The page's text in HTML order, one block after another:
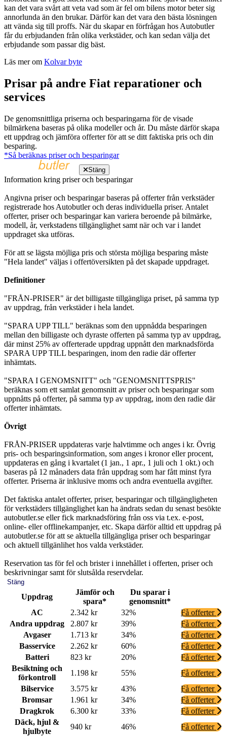
kan det vara svårt att veta vad som är fel om bilens motor beter sig
annorlunda än den brukar. Därför kan det vara den bästa lösningen
att vända sig till proffs. När du skapar en förfrågan hos Autobutler
får du erbjudanden från olika verkstäder, och kan sedan välja det
erbjudande som passar dig bäst.
Läs mer om Kolvar byte
Prisar på andre Fiat reparationer och
services
De genomsnittliga priserna och besparingarna för de visade
bilmärkena baseras på olika modeller och år. Du måste därför skapa
ett uppdrag och jämföra offerter för att se ditt faktiska pris och din
besparing.
*Så beräknas priser och besparingar
Stäng
Information kring priser och besparingar
Angivna priser och besparingar baseras på offerter från verkstäder
registrerade hos Autobutler och deras individuella priser. Antalet
offerter, priser och besparingar kan variera beroende på bilmärke,
modell, år, verkstadens tillgänglighet samt när och var i landet
uppdraget ska utföras.
För att se lägsta möjliga pris och största möjliga besparing måste
"Hela landet" väljas i offertöversikten på det skapade uppdraget.
Definitioner
"FRÅN-PRISER" är det billigaste tillgängliga priset, på samma typ
av uppdrag, från verkstäder i hela landet.
"SPARA UPP TILL" beräknas som den uppnådda besparingen
mellan den billigaste och dyraste offerten på samma typ av uppdrag,
där minst 25% av offerterade uppdrag uppnått den marknadsförda
SPARA UPP TILL besparingen, inom den radie där offerter
inhämtats.
"SPARA I GENOMSNITT" och "GENOMSNITTSPRIS"
beräknas som ett samlat genomsnitt av priser och besparingar som
uppnåtts på offerter, på samma typ av uppdrag, inom den radie där
offerter inhämtats.
Övrigt
FRÅN-PRISER uppdateras varje halvtimme och anges i kr. Övrig
pris- och besparingsinformation, som anges i kronor eller procent,
uppdateras en gång i kvartalet (1 jan., 1 apr., 1 juli och 1 okt.) och
baseras på 12 månaders data från uppdrag som har fått minst fyra
offerter. Priserna är inklusive moms och andra eventuella avgifter.
Det faktiska antalet offerter, priser, besparingar och tillgängligheten
för verkstäders tillgänglighet kan ha ändrats sedan du senast besökte
autobutler.se eller fick marknadsföring från oss via t.ex. e-post,
online- eller offlinekampanjer, etc. Skapa därför alltid ett uppdrag på
autobutler.se för att se aktuella tillgängliga priser och besparingar
och aktuell tillgänlihet hos valda verkstäder.
Reservation tas för fel och brister i innehållet i offerten, priser och
beskrivningar samt för slutsålda reservdelar.
Stäng
Uppdrag
Jämför och
spara*
Du sparar i
genomsnitt*
AC
2.342 kr 32%
Få offerter
Andra uppdrag
2.807 kr 39%
Få offerter
Avgaser
1.713 kr 34%
Få offerter
Basservice
2.262 kr 60%
Få offerter
Batteri
823 kr 20%
Få offerter
Besiktning och
förkontroll
1.198 kr 55%
Få offerter
Bilservice
3.575 kr 43%
Få offerter
Bromsar
1.961 kr 34%
Få offerter
Dragkrok
6.300 kr 33%
Få offerter
Däck, hjul &
hjulbyte
940 kr 46%
Få offerter